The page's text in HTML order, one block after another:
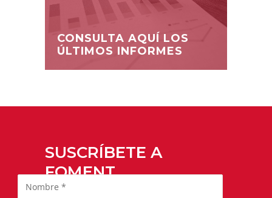
CONSULTA AQUÍ LOS
ÚLTIMOS INFORMES
SUSCRÍBETE A
FOMENT